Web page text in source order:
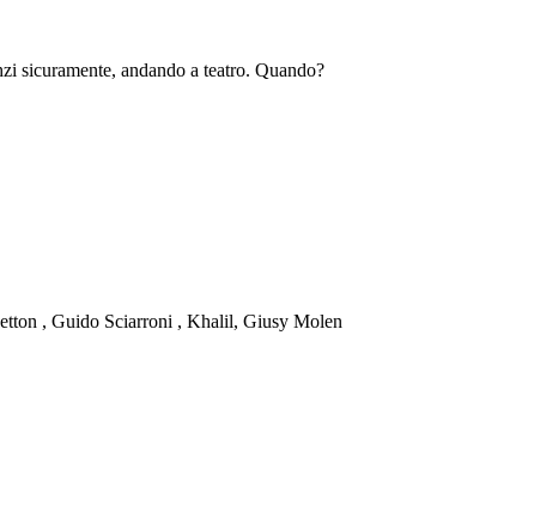
sicuramente, andando a teatro. Quando?
, Guido Sciarroni , Khalil, Giusy Molen